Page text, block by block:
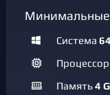
Минимальные
Система
Процессор
Память4